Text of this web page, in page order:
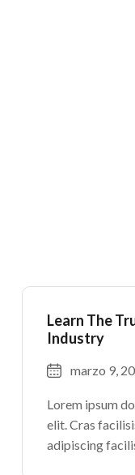
Learn The
Industry
marzo 9,
Lorem ipsum
elit. Cras
adipiscing